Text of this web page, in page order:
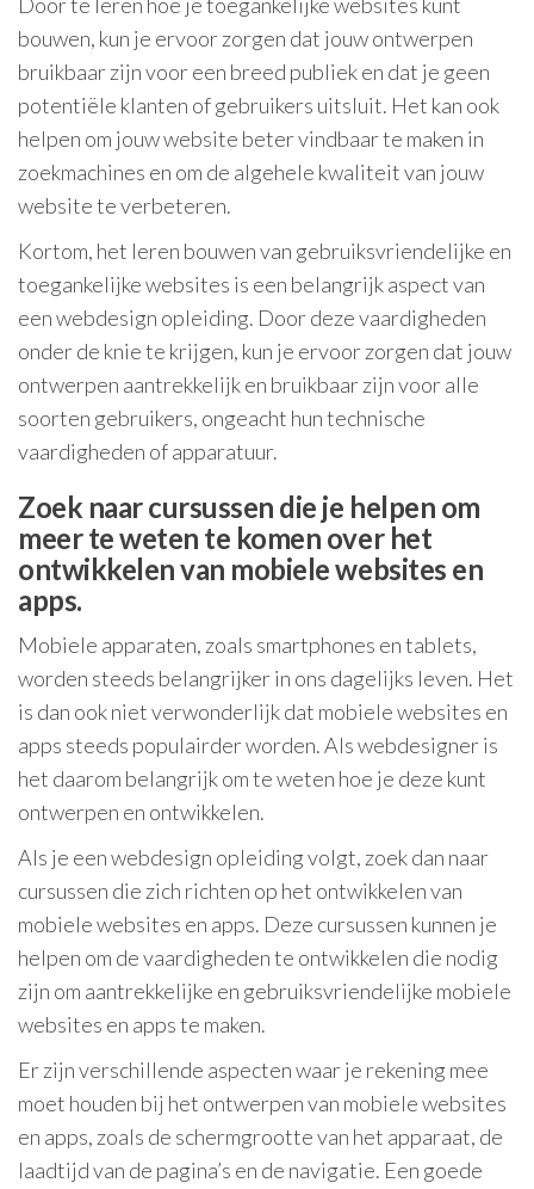
bouwen, kun je ervoor zorgen dat jouw ontwerpen
bruikbaar zijn voor een breed publiek en dat je geen
potentiële klanten of gebruikers uitsluit. Het kan ook
helpen om jouw website beter vindbaar te maken in
zoekmachines en om de algehele kwaliteit van jouw
website te verbeteren.
Kortom, het leren bouwen van gebruiksvriendelijke en
toegankelijke websites is een belangrijk aspect van
een webdesign opleiding. Door deze vaardigheden
onder de knie te krijgen, kun je ervoor zorgen dat jouw
ontwerpen aantrekkelijk en bruikbaar zijn voor alle
soorten gebruikers, ongeacht hun technische
vaardigheden of apparatuur.
Zoek naar cursussen die je helpen om
meer te weten te komen over het
ontwikkelen van mobiele websites en
apps.
Mobiele apparaten, zoals smartphones en tablets,
worden steeds belangrijker in ons dagelijks leven. Het
is dan ook niet verwonderlijk dat mobiele websites en
apps steeds populairder worden. Als webdesigner is
het daarom belangrijk om te weten hoe je deze kunt
ontwerpen en ontwikkelen.
Als je een webdesign opleiding volgt, zoek dan naar
cursussen die zich richten op het ontwikkelen van
mobiele websites en apps. Deze cursussen kunnen je
helpen om de vaardigheden te ontwikkelen die nodig
zijn om aantrekkelijke en gebruiksvriendelijke mobiele
websites en apps te maken.
Er zijn verschillende aspecten waar je rekening mee
moet houden bij het ontwerpen van mobiele websites
en apps, zoals de schermgrootte van het apparaat, de
laadtijd van de pagina’s en de navigatie. Een goede